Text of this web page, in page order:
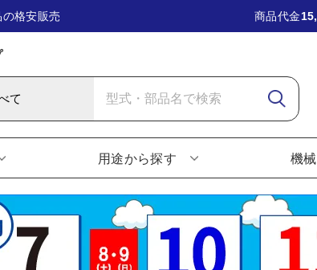
格安販売 商品代金
用途から探す 機